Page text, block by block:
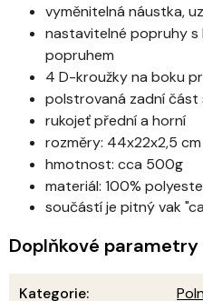
vyměnitelná náustka,
nastavitelné popruhy s
popruhem
4 D-kroužky na boku
polstrovaná zadní
rukojeť přední a horní
rozměry: 44x22x2,5 cm
hmotnost: cca 500g
materiál: 100%
součástí je pitný vak
Doplňkové parametry
Kategorie: